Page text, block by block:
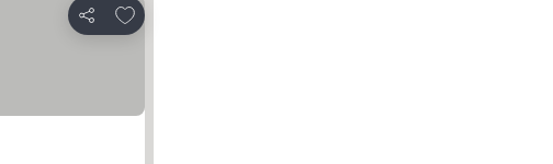
Partilhar
Adicionar aos favoritos